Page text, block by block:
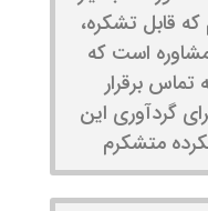
قابل تشکره،
مشاوره است که
کمتر از ۱۰ دقیقه تماس برقرار
گردآوری این
متشکرم